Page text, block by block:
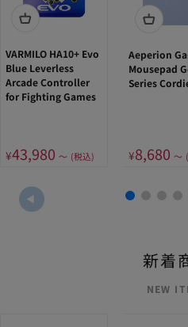
VARMILO HA10+ Evo
Blue Leverless
Arcade Controller
for Fighting Games
¥43,980 〜 (税込)
Aeperion
Mousepad
Series
¥8,680 〜
NEW